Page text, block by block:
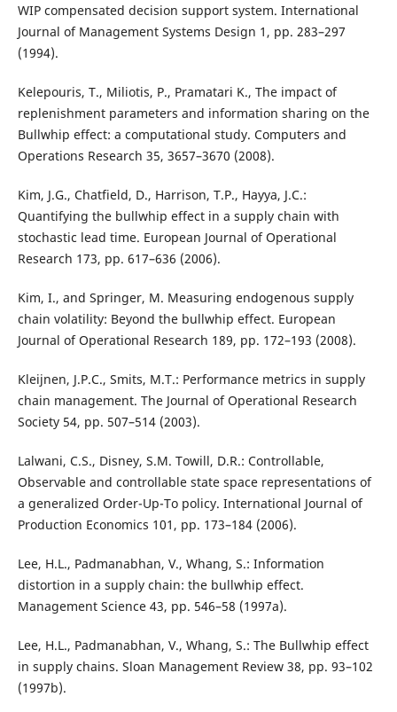
WIP compensated decision support system. International
Journal of Management Systems Design 1, pp. 283–297
(1994).
Kelepouris, T., Miliotis, P., Pramatari K., The impact of
replenishment parameters and information sharing on the
Bullwhip effect: a computational study. Computers and
Operations Research 35, 3657–3670 (2008).
Kim, J.G., Chatfield, D., Harrison, T.P., Hayya, J.C.:
Quantifying the bullwhip effect in a supply chain with
stochastic lead time. European Journal of Operational
Research 173, pp. 617–636 (2006).
Kim, I., and Springer, M. Measuring endogenous supply
chain volatility: Beyond the bullwhip effect. European
Journal of Operational Research 189, pp. 172–193 (2008).
Kleijnen, J.P.C., Smits, M.T.: Performance metrics in supply
chain management. The Journal of Operational Research
Society 54, pp. 507–514 (2003).
Lalwani, C.S., Disney, S.M. Towill, D.R.: Controllable,
Observable and controllable state space representations of
a generalized Order-Up-To policy. International Journal of
Production Economics 101, pp. 173–184 (2006).
Lee, H.L., Padmanabhan, V., Whang, S.: Information
distortion in a supply chain: the bullwhip effect.
Management Science 43, pp. 546–58 (1997a).
Lee, H.L., Padmanabhan, V., Whang, S.: The Bullwhip effect
in supply chains. Sloan Management Review 38, pp. 93–102
(1997b).